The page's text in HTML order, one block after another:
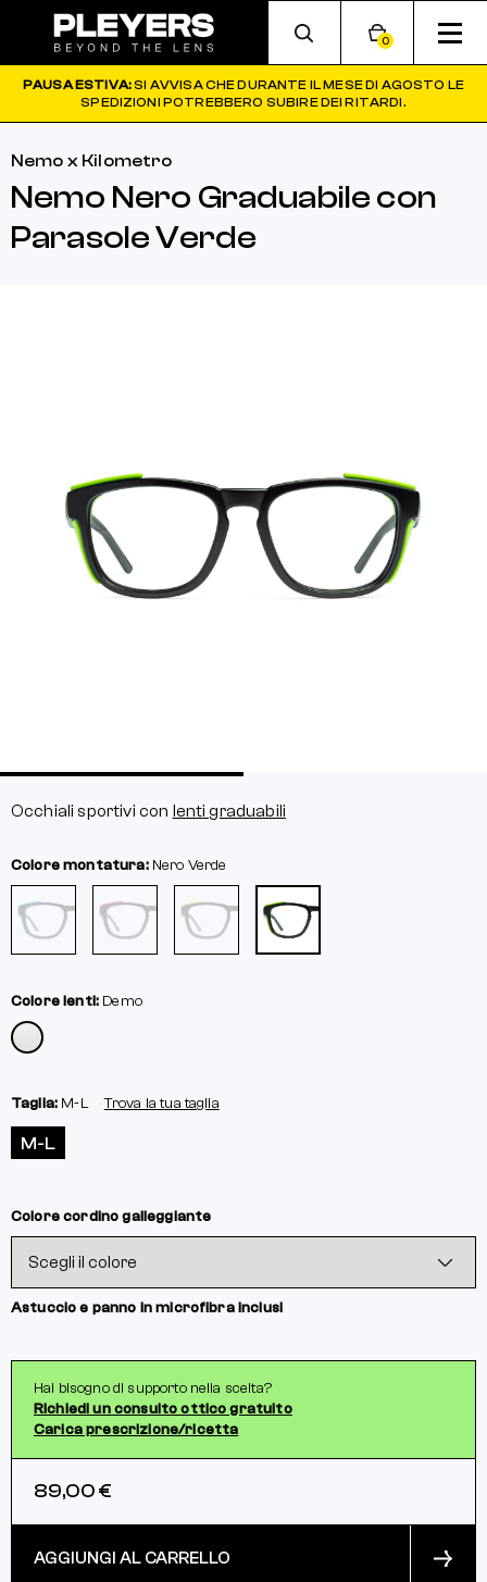
0
PAUSA ESTIVA:SI AVVISA CHE DURANTE IL MESE DI AGOSTO LE
SPEDIZIONI POTREBBERO SUBIRE DEI RITARDI.
Nemo x Kilometro
Nemo Nero Graduabile con
Parasole Verde
Occhiali sportivi con lenti graduabili
Colore montatura: Nero Verde
Colore lenti: Demo
Taglia: M-L Trova la tua taglia
M-L
Colore cordino galleggiante
Astuccio e panno in microfibra inclusi
Hai bisogno di supporto nella scelta?
Richiedi un consulto ottico gratuito
Carica prescrizione/ricetta
89,00 €
AGGIUNGI AL CARRELLO